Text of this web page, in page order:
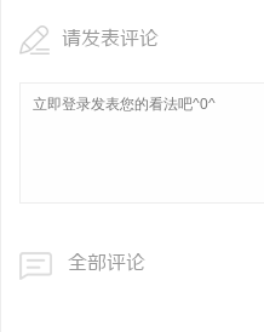
请发表评论
全部评论